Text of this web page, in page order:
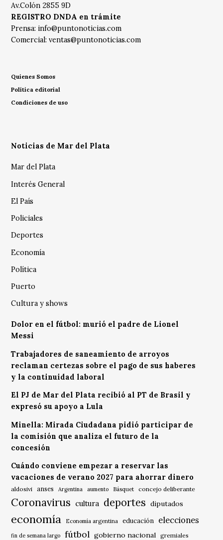
Av.Colón 2855 9D
REGISTRO DNDA en trámite
Prensa: info@puntonoticias.com
Comercial:ventas@puntonoticias.com
Quienes Somos
Política editorial
Condiciones de uso
Noticias de Mar del Plata
Mar del Plata
Interés General
El País
Policiales
Deportes
Economía
Política
Puerto
Cultura y shows
Dolor en el fútbol: murió el padre de Lionel
Messi
Trabajadores de saneamiento de arroyos
reclaman certezas sobre el pago de sus haberes
y la continuidad laboral
El PJ de Mar del Plata recibió al PT de Brasil y
expresó su apoyo a Lula
Minella: Mirada Ciudadana pidió participar de
la comisión que analiza el futuro de la
concesión
Cuándo conviene empezar a reservar las
vacaciones de verano 2027 para ahorrar dinero
aldosivi anses Argentina aumento Básquet concejo deliberante
Coronavirus cultura deportes diputados
economía Economía argentina educación elecciones
fin de semana largo fútbol gobierno nacional gremiales